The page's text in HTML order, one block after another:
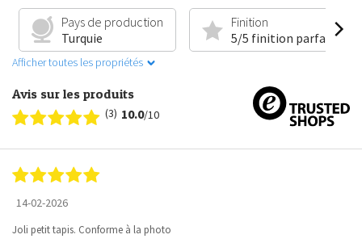
Pays de production
Turquie
Finition
5/5 finition parfaite
Afficher toutes les propriétés
Avis sur les produits
(3) 10.0/10
14-02-2026
Joli petit tapis. Conforme à la photo